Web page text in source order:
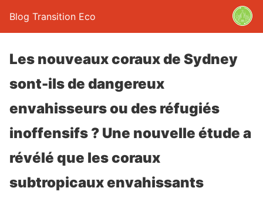
Blog Transition Eco
Les nouveaux coraux de Sydney
sont-ils de dangereux
envahisseurs ou des réfugiés
inoffensifs ? Une nouvelle étude a
révélé que les coraux
subtropicaux envahissants